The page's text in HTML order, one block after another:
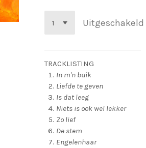
Uitgeschakeld
TRACKLISTING
In m'n buik
Liefde te geven
Is dat leeg
Niets is ook wel lekker
Zo lief
De stem
Engelenhaar